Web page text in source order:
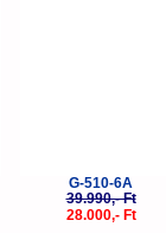
G-510-6A
39.990,- Ft
28.000,- Ft